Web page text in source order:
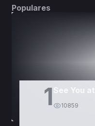
Populares
1 See You
10859